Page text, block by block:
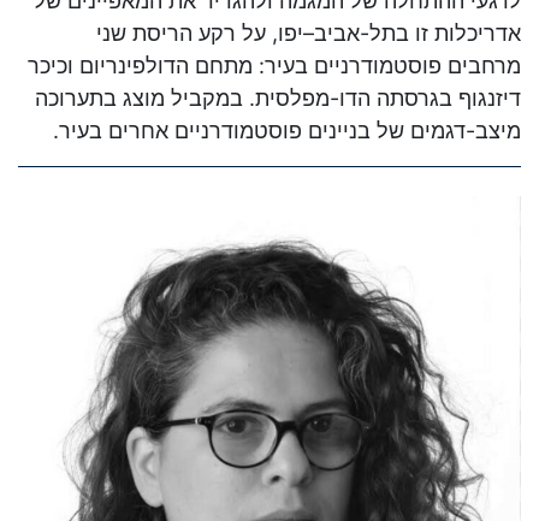
אדריכלות זו בתל-אביב–יפו, על רקע הריסת שני
מרחבים פוסטמודרניים בעיר: מתחם הדולפינריום וכיכר
דיזנגוף בגרסתה הדו-מפלסית. במקביל מוצג בתערוכה
מיצב-דגמים של בניינים פוסטמודרניים אחרים בעיר.